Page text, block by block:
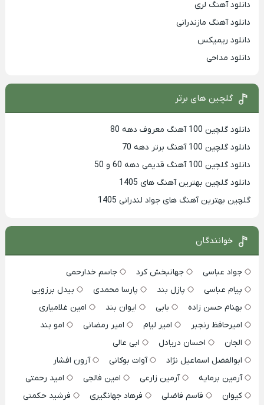
دانلود آهنگ لری
دانلود آهنگ مازندرانی
دانلود ریمیکس
دانلود مداحی
گلچین های برتر
دانلود گلچین 100 آهنگ معروف دهه 80
دانلود گلچین 100 آهنگ برتر دهه 70
دانلود گلچین 100 آهنگ قدیمی دهه 60 و 50
دانلود گلچین بهترین آهنگ های 1405
گلچین بهترین آهنگ های جواد لندرانی 1405
خوانندگان
جواد عباسی جهانبخش کرد
جاسم خدارحمی
پیام عباسی
پازل بند پارسا محمدی
بیدل برزویی
بهنام حسن زاده
بابی ایوان بند
امین غلامیاری
امیرحافظ رنجبر
امیر لیام امیر رمضانی
امو بند
الجان
احسان دریادل
ابی عالی
ابوالفضل اسماعیل نژاد
آوات بوکانی
آرون افشار
آرمین برمایه
آرمین زارعی امین فالجی
امید رحمتی
کیوان
قاسم فاضلی فرهاد جهانگیری
فرشید حکمتی